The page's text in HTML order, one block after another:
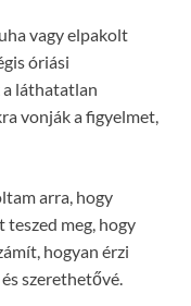
vagy elpakolt
óriási
a láthatatlan
vonják a figyelmet,
arra, hogy
teszed meg, hogy
hogyan érzi
szerethetővé.